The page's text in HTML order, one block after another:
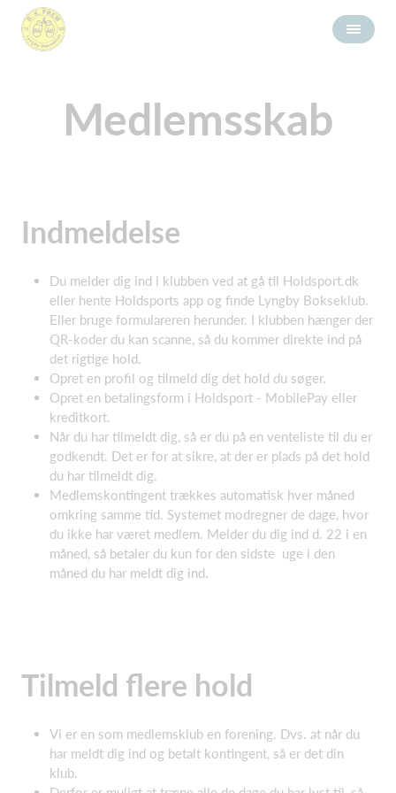
Medlemsskab
Indmeldelse
Du melder dig ind i klubben ved at gå til Holdsport.dk
eller hente Holdsports app og finde Lyngby Bokseklub.
Eller bruge formulareren herunder. I klubben hænger der
QR-koder du kan scanne, så du kommer direkte ind på
det rigtige hold.
Opret en profil og tilmeld dig det hold du søger.
Opret en betalingsform i Holdsport - MobilePay eller
kreditkort.
Når du har tilmeldt dig, så er du på en venteliste til du er
godkendt. Det er for at sikre, at der er plads på det hold
du har tilmeldt dig.
Medlemskontingent trækkes automatisk hver måned
omkring samme tid. Systemet modregner de dage, hvor
du ikke har været medlem. Melder du dig ind d. 22 i en
måned, så betaler du kun for den sidste uge i den
måned du har meldt dig ind.
Tilmeld flere hold
Vi er en som medlemsklub en forening. Dvs. at når du
har meldt dig ind og betalt kontingent, så er det din
klub.